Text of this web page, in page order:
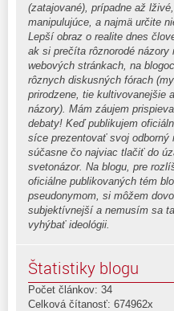
(zatajované), prípadne až
manipulujúce, a najmä určite
Lepší obraz o realite dnes
ak si prečíta rôznorodé názory
webových stránkach, na
rôznych diskusných fórach
prirodzene, tie kultivovanejšie
názory). Mám záujem
debaty! Keď publikujem
síce prezentovať svoj odborný
súčasne čo najviac tlačiť do
svetonázor. Na blogu, pre
oficiálne publikovaných tém
pseudonymom, si môžem
subjektívnejší a nemusím sa
vyhýbať ideológii.
Štatistiky blogu
Počet článkov: 34
Celková čítanosť: 674962x